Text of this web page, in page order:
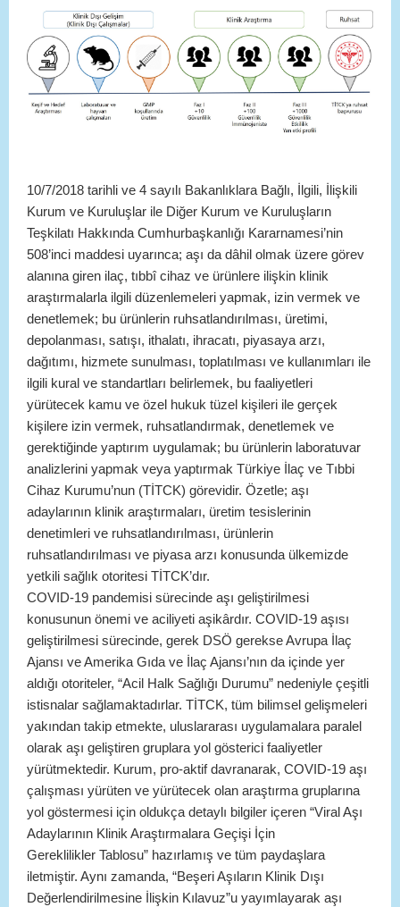
10/7/2018 tarihli ve 4 sayılı Bakanlıklara Bağlı, İlgili, İlişkili
Kurum ve Kuruluşlar ile Diğer Kurum ve Kuruluşların
Teşkilatı Hakkında Cumhurbaşkanlığı Kararnamesi’nin
508’inci maddesi uyarınca; aşı da dâhil olmak üzere görev
alanına giren ilaç, tıbbî cihaz ve ürünlere ilişkin klinik
araştırmalarla ilgili düzenlemeleri yapmak, izin vermek ve
denetlemek; bu ürünlerin ruhsatlandırılması, üretimi,
depolanması, satışı, ithalatı, ihracatı, piyasaya arzı,
dağıtımı, hizmete sunulması, toplatılması ve kullanımları ile
ilgili kural ve standartları belirlemek, bu faaliyetleri
yürütecek kamu ve özel hukuk tüzel kişileri ile gerçek
kişilere izin vermek, ruhsatlandırmak, denetlemek ve
gerektiğinde yaptırım uygulamak; bu ürünlerin laboratuvar
analizlerini yapmak veya yaptırmak Türkiye İlaç ve Tıbbi
Cihaz Kurumu’nun (TİTCK) görevidir. Özetle; aşı
adaylarının klinik araştırmaları, üretim tesislerinin
denetimleri ve ruhsatlandırılması, ürünlerin
ruhsatlandırılması ve piyasa arzı konusunda ülkemizde
yetkili sağlık otoritesi TİTCK’dır.
COVID-19 pandemisi sürecinde aşı geliştirilmesi
konusunun önemi ve aciliyeti aşikârdır. COVID-19 aşısı
geliştirilmesi sürecinde, gerek DSÖ gerekse Avrupa İlaç
Ajansı ve Amerika Gıda ve İlaç Ajansı’nın da içinde yer
aldığı otoriteler, “Acil Halk Sağlığı Durumu” nedeniyle çeşitli
istisnalar sağlamaktadırlar. TİTCK, tüm bilimsel gelişmeleri
yakından takip etmekte, uluslararası uygulamalara paralel
olarak aşı geliştiren gruplara yol gösterici faaliyetler
yürütmektedir. Kurum, pro-aktif davranarak, COVID-19 aşı
çalışması yürüten ve yürütecek olan araştırma gruplarına
yol göstermesi için oldukça detaylı bilgiler içeren “Viral Aşı
Adaylarının Klinik Araştırmalara Geçişi İçin
Gereklilikler Tablosu” hazırlamış ve tüm paydaşlara
iletmiştir. Aynı zamanda, “Beşeri Aşıların Klinik Dışı
Değerlendirilmesine İlişkin Kılavuz”u yayımlayarak aşı